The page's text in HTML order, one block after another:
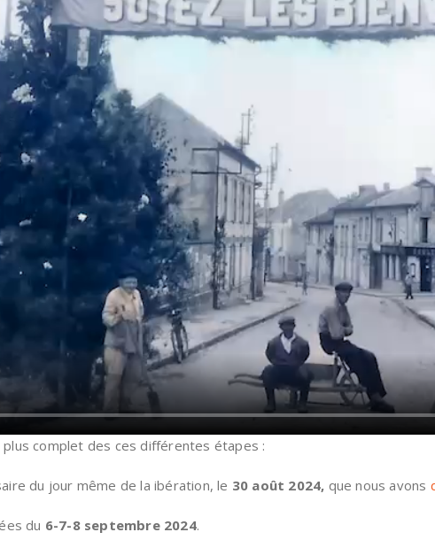
complet des ces différentes étapes :
du jour même de la ibération, le 30 août 2024, que nous avons
du 6-7-8 septembre 2024.